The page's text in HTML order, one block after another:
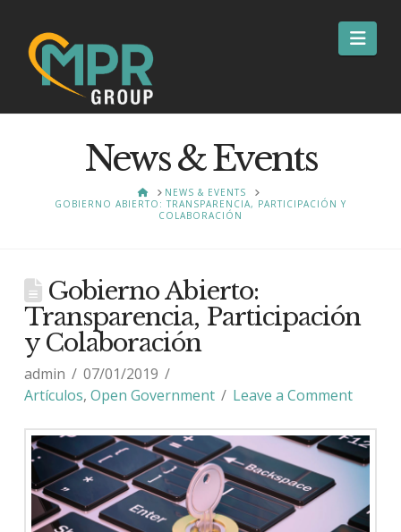
News & Events
HOMENEWS & EVENTS
GOBIERNO ABIERTO: TRANSPARENCIA, PARTICIPACIÓN Y
COLABORACIÓN
Gobierno Abierto:
Transparencia, Participación
y Colaboración
admin
07/01/2019
Artículos, Open Government Leave a Comment